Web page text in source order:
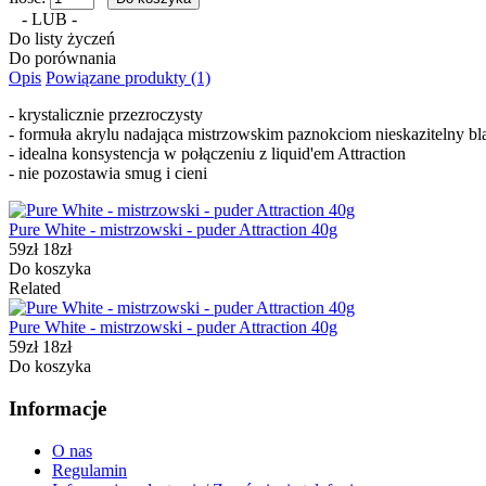
- LUB -
Do listy życzeń
Do porównania
Opis Powiązane produkty (1)
- krystalicznie przezroczysty
- formuła akrylu nadająca mistrzowskim paznokciom nieskazitelny
- idealna konsystencja w połączeniu z liquid'em Attraction
- nie pozostawia smug i cieni
Pure White - mistrzowski - puder Attraction 40g
59zł 18zł
Do koszyka
Related
Pure White - mistrzowski - puder Attraction 40g
59zł 18zł
Do koszyka
Informacje
O nas
Regulamin